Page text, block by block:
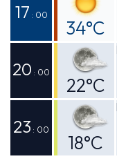
34°C
17 : 00
34°C
Odczuwalna
33°C
20 : 00
22°C
Odczuwalna
22°C
23 : 00
18°C